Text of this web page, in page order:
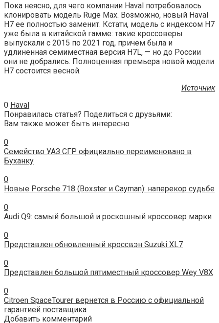
Пока неясно, для чего компании Haval потребовалось
клонировать модель Ruge Max. Возможно, новый Haval
H7 ее полностью заменит. Кстати, модель с индексом H7
уже была в китайской гамме: такие кроссоверы
выпускали с 2015 по 2021 год, причем была и
удлиненная семиместная версия H7L, — но до России
они не добрались. Полноценная премьера новой модели
H7 состоится весной.
Источник
0 Haval
Понравилась статья? Поделиться с друзьями:
Вам также может быть интересно
0
Семейство УАЗ СГР официально переименовано в
Буханку
0
Новые Porsche 718 (Boxster и Cayman): наперекор судьбе
0
Audi Q9: самый большой и роскошный кроссовер марки
0
Представлен обновленный кроссвэн Suzuki XL7
0
Представлен большой пятиместный кроссовер Wey V8X
0
Citroen SpaceTourer вернется в Россию с официальной
гарантией поставщика
Добавить комментарий